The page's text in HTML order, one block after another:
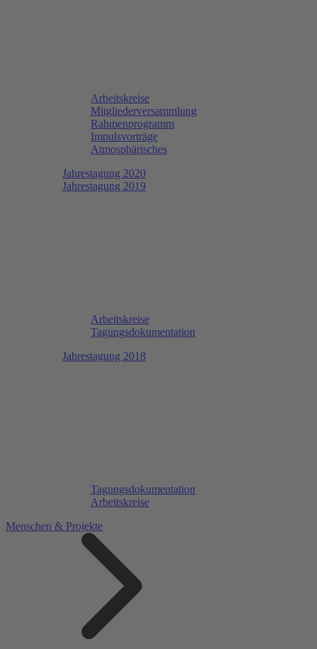
Arbeitskreise
Mitgliederversammlung
Rahmenprogramm
Impulsvorträge
Atmosphärisches
Jahrestagung 2020
Jahrestagung 2019
Arbeitskreise
Tagungsdokumentation
Jahrestagung 2018
Tagungsdokumentation
Arbeitskreise
Menschen & Projekte